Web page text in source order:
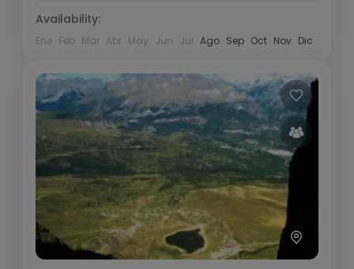
Availability:
Ene Feb Mar Abr May Jun Jul Ago Sep Oct Nov Dic